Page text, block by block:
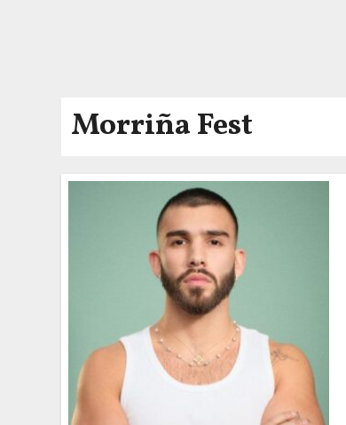
Morriña Fest